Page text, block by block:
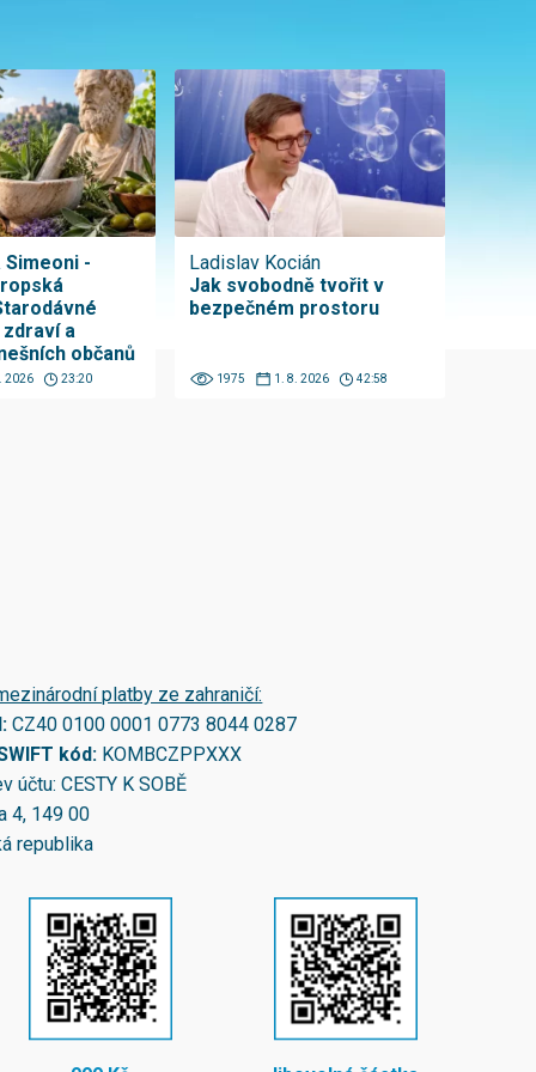
Simeoni -
a
občanů
2026 23:20
Ladislav Kocián
Jak svobodně tvořit v
bezpečném prostoru
1975 1. 8. 2026 42:58
platby ze zahraničí:
CZ40 0100 0001 0773 8044 0287
kód: KOMBCZPPXXX
účtu: CESTY K SOBĚ
4, 149 00
republika